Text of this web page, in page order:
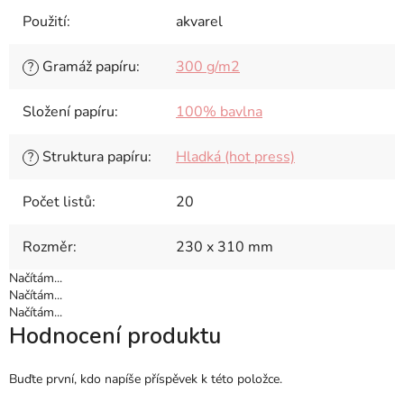
Použití: akvarel
? Gramáž papíru: 300 g/m2
Složení papíru: 100% bavlna
? Struktura papíru: Hladká (hot press)
Počet listů: 20
Rozměr: 230 x 310 mm
Načítám...
Načítám...
Načítám...
Hodnocení produktu
Buďte první, kdo napíše příspěvek k této položce.